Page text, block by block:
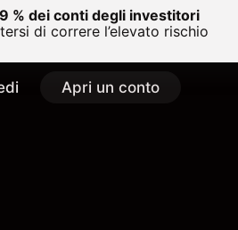
% dei conti degli investitori
di correre l’elevato rischio
Apri un conto